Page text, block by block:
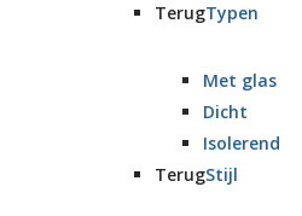
TerugTypen
Met glas
Dicht
Isolerend
TerugStijl